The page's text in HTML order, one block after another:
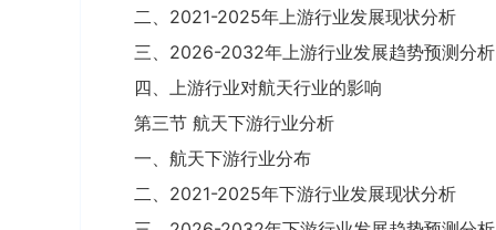
二、2021-2025年上游行业发展现状分析
三、2026-2032年上游行业发展趋势预测分析
四、上游行业对航天行业的影响
第三节 航天下游行业分析
一、航天下游行业分布
二、2021-2025年下游行业发展现状分析